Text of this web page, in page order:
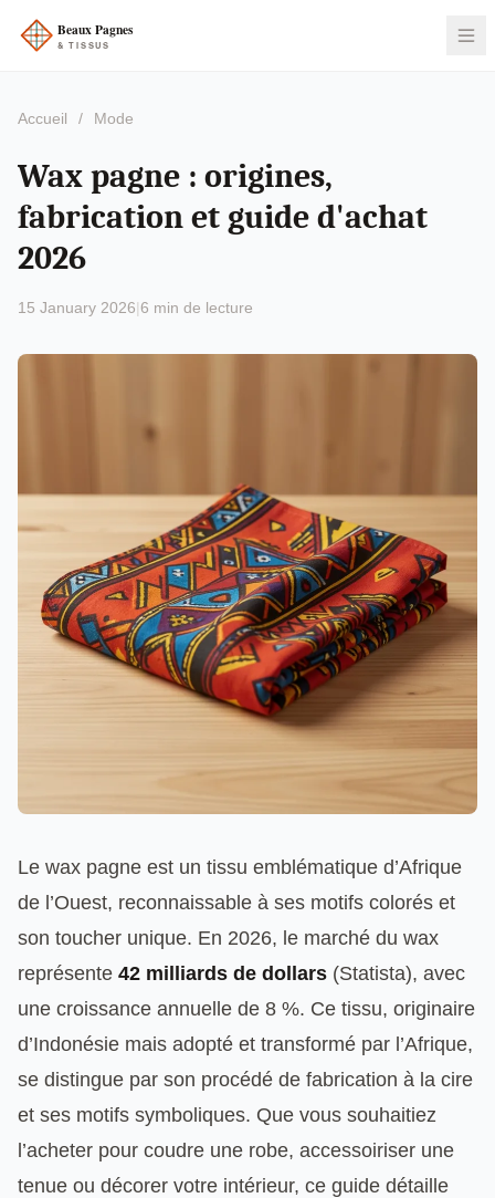
Accueil / Mode
Wax pagne : origines,
fabrication et guide d'achat
2026
15 January 2026|6 min de lecture
Le wax pagne est un tissu emblématique d’Afrique
de l’Ouest, reconnaissable à ses motifs colorés et
son toucher unique. En 2026, le marché du wax
représente 42 milliards de dollars (Statista), avec
une croissance annuelle de 8 %. Ce tissu, originaire
d’Indonésie mais adopté et transformé par l’Afrique,
se distingue par son procédé de fabrication à la cire
et ses motifs symboliques. Que vous souhaitiez
l’acheter pour coudre une robe, accessoiriser une
tenue ou décorer votre intérieur, ce guide détaille